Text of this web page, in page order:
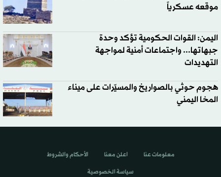
موقعه عسكرياً
اليمن: القوات الحكومية تؤكد وحدة
جبهاتها... واجتماعات أمنية لمواجهة
التهديدات
هجوم حوثي بالصواريخ والمسيّرات على ميناء
المخا اليمني
معلومات عنا اعلن معنا الأحكام والشروط
سياسة الخصوصية